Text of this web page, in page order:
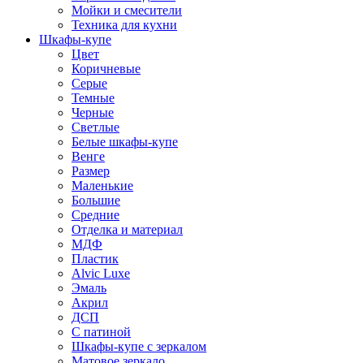
Мойки и смесители
Техника для кухни
Шкафы-купе
Цвет
Коричневые
Серые
Темные
Черные
Светлые
Белые шкафы-купе
Венге
Размер
Маленькие
Большие
Средние
Отделка и материал
МДФ
Пластик
Alvic Luxe
Эмаль
Акрил
ДСП
С патиной
Шкафы-купе с зеркалом